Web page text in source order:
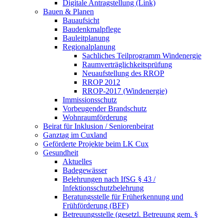
Digitale Antragstellung (Link)
Bauen & Planen
Bauaufsicht
Baudenkmalpflege
Bauleitplanung
Regionalplanung
Sachliches Teilprogramm Windenergie
Raumverträglichkeitsprüfung
Neuaufstellung des RROP
RROP 2012
RROP-2017 (Windenergie)
Immissionsschutz
Vorbeugender Brandschutz
Wohnraumförderung
Beirat für Inklusion / Seniorenbeirat
Ganztag im Cuxland
Geförderte Projekte beim LK Cux
Gesundheit
Aktuelles
Badegewässer
Belehrungen nach IfSG § 43 /
Infektionsschutzbelehrung
Beratungsstelle für Früherkennung und
Frühförderung (BFF)
Betreuungsstelle (gesetzl. Betreuung gem. §